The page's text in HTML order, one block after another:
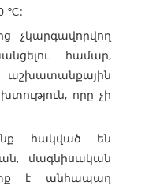
℃:
չկարգավորվող
համար,
աշխատանքային
որը չի
հակված են
մագնիսական
է անհապաղ